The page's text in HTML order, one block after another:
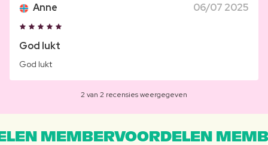
Anne 06/07 2025
God lukt
God lukt
2 van 2 recensies weergegeven
MEMBERVOORDELEN